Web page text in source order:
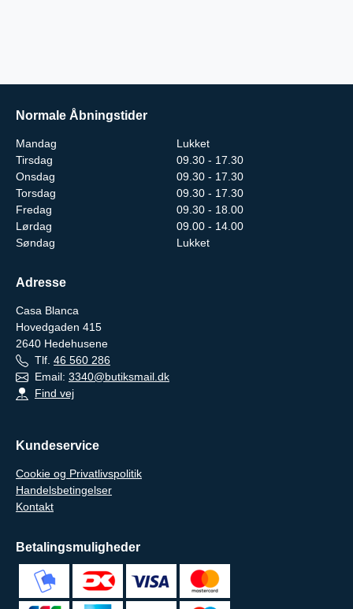
Normale Åbningstider
Mandag
Lukket
Tirsdag
09.30 - 17.30
Onsdag
09.30 - 17.30
Torsdag
09.30 - 17.30
Fredag
09.30 - 18.00
Lørdag
09.00 - 14.00
Søndag
Lukket
Adresse
Casa Blanca
Hovedgaden 415
2640 Hedehusene
Tlf. 46 560 286
Email: 3340@butiksmail.dk
Find vej
Kundeservice
Cookie og Privatlivspolitik
Handelsbetingelser
Kontakt
Betalingsmuligheder